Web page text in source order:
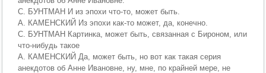
С. БУНТМАН И из эпохи что-то, может быть.
А. КАМЕНСКИЙ Из эпохи как-то может, да, конечно.
С. БУНТМАН Картинка, может быть, связанная с Бироном, или
что-нибудь такое
А. КАМЕНСКИЙ Да, может быть, но вот как такая серия
анекдотов об Анне Ивановне, ну, мне, по крайней мере, не